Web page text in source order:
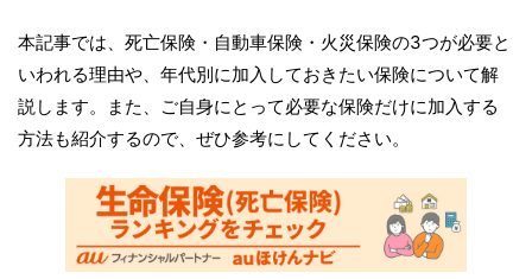
本記事では、死亡保険・自動車保険・火災保険の3つが必要と
いわれる理由や、年代別に加入しておきたい保険について解
説します。また、ご自身にとって必要な保険だけに加入する
方法も紹介するので、ぜひ参考にしてください。